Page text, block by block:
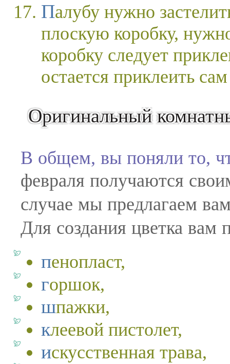
Палубу нужно застелить купюрами. Используя
плоскую коробку,
коробку следует
остается приклеить
Оригинальный
В общем, вы поняли то,
февраля получаются
случае мы предлагаем
Для создания цветка вам
пенопласт,
горшок,
шпажки,
клеевой пистолет,
искусственная трава,